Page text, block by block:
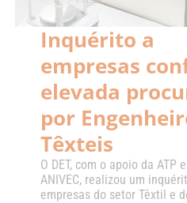
Inquérito a
empresas
elevada
por
Têxteis
O DET, com o apoio da ATP
ANIVEC, realizou um
empresas do setor Têxtil e